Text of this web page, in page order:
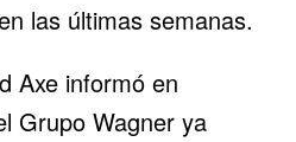
las últimas semanas.
Axe informó en
Grupo Wagner ya